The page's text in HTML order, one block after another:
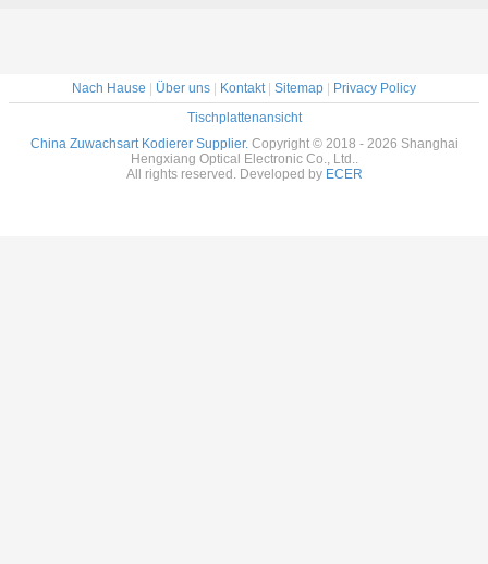
Nach Hause Über uns Kontakt| Sitemap
Privacy Policy
Tischplattenansicht
China Zuwachsart Kodierer Supplier. Copyright © 2018 - 2026 Shanghai
Hengxiang Optical Electronic Co., Ltd..
All rights reserved. Developed by ECER